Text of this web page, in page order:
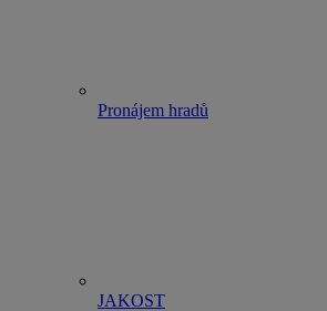
Pronájem hradů
JAKOST